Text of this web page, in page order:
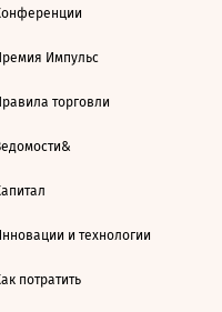
Импульс
торговли
и технологии
потратить